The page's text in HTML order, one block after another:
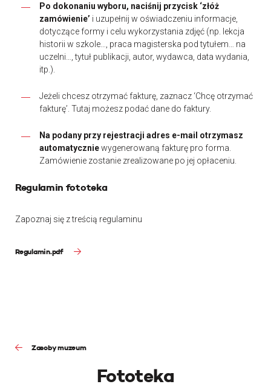
Po dokonaniu wyboru, naciśnij przycisk ‘złóż
zamówienie’ i uzupełnij w oświadczeniu informacje,
dotyczące formy i celu wykorzystania zdjęć (np. lekcja
historii w szkole…, praca magisterska pod tytułem… na
uczelni…, tytuł publikacji, autor, wydawca, data wydania,
itp.).
Jeżeli chcesz otrzymać fakturę, zaznacz ‘Chcę otrzymać
fakturę’. Tutaj możesz podać dane do faktury.
Na podany przy rejestracji adres e-mail otrzymasz
automatyczniewygenerowaną fakturę pro forma.
Zamówienie zostanie zrealizowane po jej opłaceniu.
Regulamin fototeka
Zapoznaj się z treścią regulaminu
Regulamin.pdf
Zasoby muzeum
Fototeka